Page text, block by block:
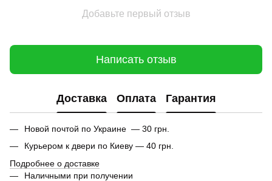
Добавьте первый отзыв
Написать отзыв
Доставка Оплата Гарантия
Новой почтой по Украине — 30 грн.
Курьером к двери по Киеву — 40 грн.
Подробнее о доставке
Наличными при получении